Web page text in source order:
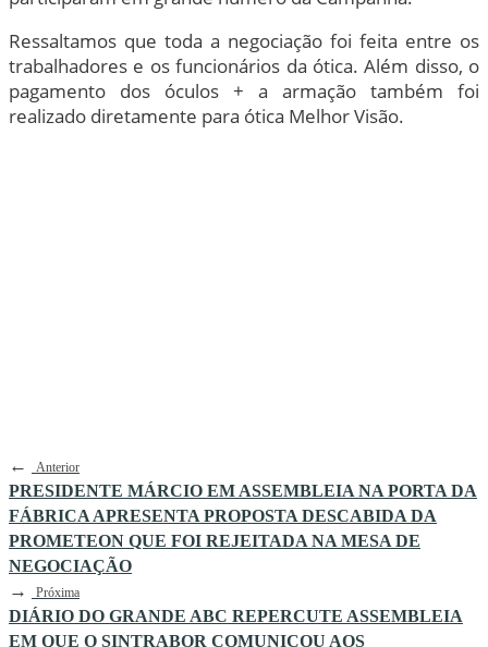
Ressaltamos que toda a negociação foi feita entre os
trabalhadores e os funcionários da ótica. Além disso, o
pagamento dos óculos + a armação também foi
realizado diretamente para ótica Melhor Visão.
← Anterior
PRESIDENTE MÁRCIO EM ASSEMBLEIA NA PORTA DA
FÁBRICA APRESENTA PROPOSTA DESCABIDA DA
PROMETEON QUE FOI REJEITADA NA MESA DE
NEGOCIAÇÃO
→ Próxima
DIÁRIO DO GRANDE ABC REPERCUTE ASSEMBLEIA
EM QUE O SINTRABOR COMUNICOU AOS